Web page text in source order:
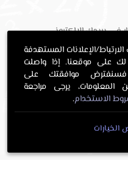
في بريدك الإلكتروني.
الإعلانات المستهدفة
على موقعنا. إذا واصلت
فسنفترض موافقتك على
المعلومات، يرجى مراجعة
الاستخدام.